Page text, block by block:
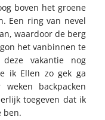
boven het groene
Een ring van nevel
waardoor de berg
het vanbinnen te
vakantie nog
ik Ellen zo gek ga
backpacken
toegeven dat ik
ben.